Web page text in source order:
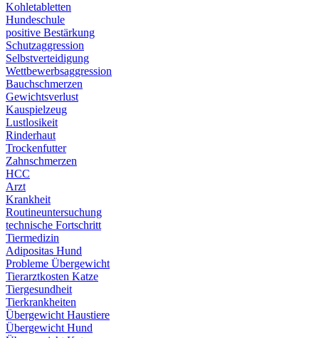
Kohletabletten
Hundeschule
positive Bestärkung
Schutzaggression
Selbstverteidigung
Wettbewerbsaggression
Bauchschmerzen
Gewichtsverlust
Kauspielzeug
Lustlosikeit
Rinderhaut
Trockenfutter
Zahnschmerzen
HCC
Arzt
Krankheit
Routineuntersuchung
technische Fortschritt
Tiermedizin
Adipositas Hund
Probleme Übergewicht
Tierarztkosten Katze
Tiergesundheit
Tierkrankheiten
Übergewicht Haustiere
Übergewicht Hund